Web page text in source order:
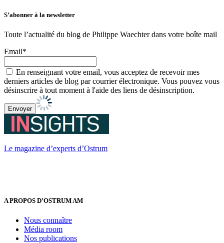
S’abonner à la newsletter
Toute l’actualité du blog de Philippe Waechter dans votre boîte mail
Email*
En renseignant votre email, vous acceptez de recevoir mes
derniers articles de blog par courrier électronique. Vous pouvez vous
désinscrire à tout moment à l'aide des liens de désinscription.
Le magazine d’experts d’Ostrum
A PROPOS D’OSTRUM AM
Nous connaître
Média room
Nos publications